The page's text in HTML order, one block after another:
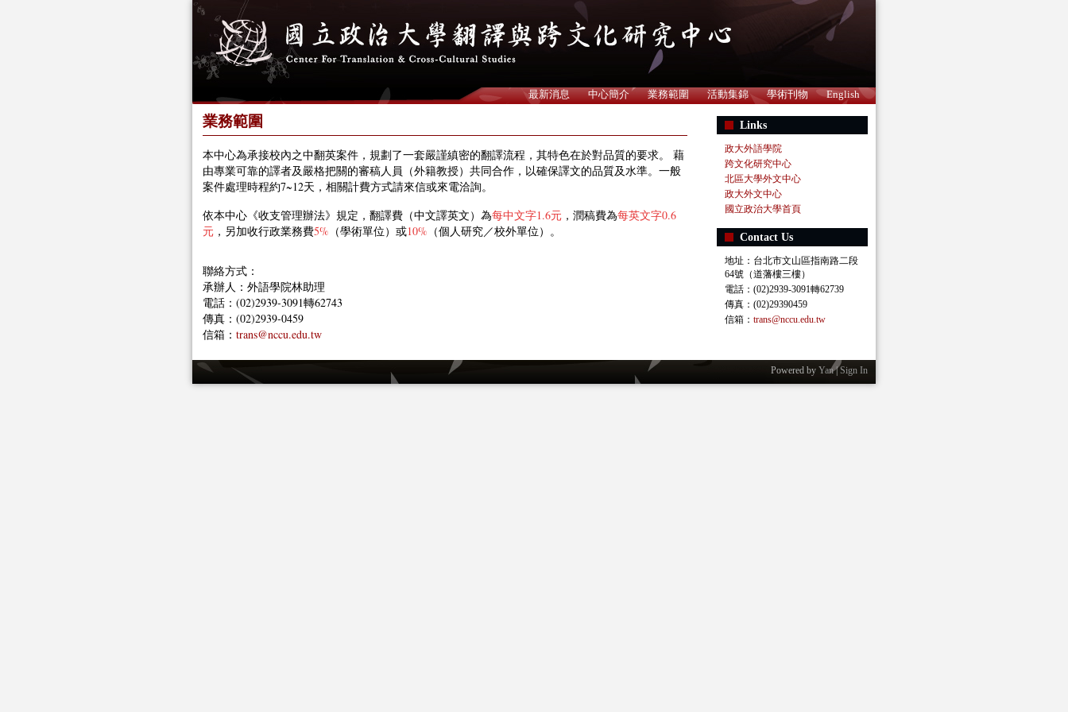
最新消息 中心簡介 業務範圍 活動集錦 學術刊物 English
業務範圍
本中心為承接校內之中翻英案件，規劃了一套嚴謹縝密的翻譯流程，其特色在於對品質的要求。 藉
由專業可靠的譯者及嚴格把關的審稿人員（外籍教授） 共同合作，以確保譯文的品質及水準。一般
案件處理時程約7~12天，相關計費方式請來信或來電洽詢。
依本中心《收支管理辦法》規定，翻譯費（中文譯英文） 為每中文字1.6元 ，潤稿費為每英文字0.6
元 ，另加收行政業務費5% （學術單位）或10% （個人研究／校外單位）。
聯絡方式：
承辦人：外語學院林助理
電話：(02)2939-3091轉62743
傳真：(02)2939-0459
信箱： trans@nccu.edu.tw
Links
政大外語學院
跨文化研究中心
北區大學外文中心
政大外文中心
國立政治大學首頁
Contact Us
地址：台北市文山區指南路二段
64號（道藩樓三樓）
電話：(02)2939-3091轉62739
傳真：(02)29390459
信箱： trans@nccu.edu.tw
Powered by Yan|Sign In